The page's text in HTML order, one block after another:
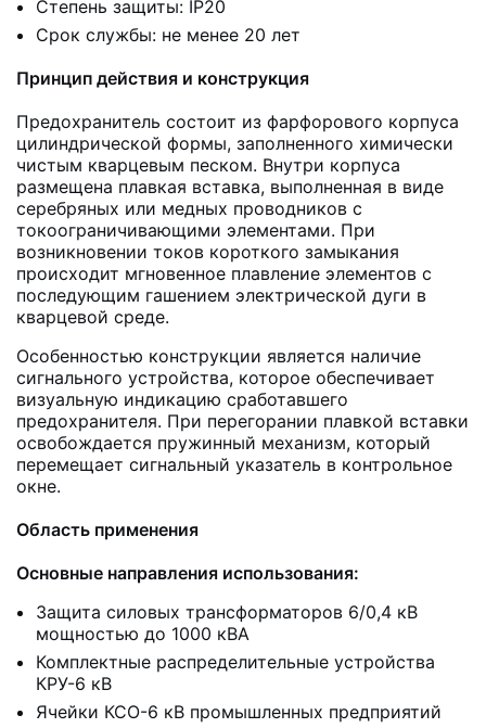
Степень защиты: IP20
Срок службы: не менее 20 лет
Принцип действия и конструкция
Предохранитель состоит из фарфорового корпуса
цилиндрической формы, заполненного химически
чистым кварцевым песком. Внутри корпуса
размещена плавкая вставка, выполненная в виде
серебряных или медных проводников с
токоограничивающими элементами. При
возникновении токов короткого замыкания
происходит мгновенное плавление элементов с
последующим гашением электрической дуги в
кварцевой среде.
Особенностью конструкции является наличие
сигнального устройства, которое обеспечивает
визуальную индикацию сработавшего
предохранителя. При перегорании плавкой вставки
освобождается пружинный механизм, который
перемещает сигнальный указатель в контрольное
окне.
Область применения
Основные направления использования:
Защита силовых трансформаторов 6/0,4 кВ
мощностью до 1000 кВА
Комплектные распределительные устройства
КРУ-6 кВ
Ячейки КСО-6 кВ промышленных предприятий